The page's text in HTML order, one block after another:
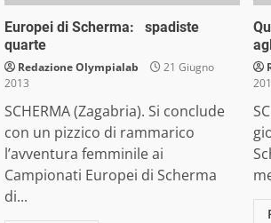
Europei di Scherma: spadiste
quarte
Redazione Olympialab
21 Giugno
2013
SCHERMA (Zagabria). Si conclude
con un pizzico di rammarico
l’avventura femminile ai
Campionati Europei di Scherma
di...